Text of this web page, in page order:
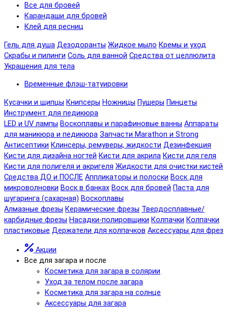
Все для бровей
Карандаши для бровей
Клей для ресниц
Гель для душа Дезодоранты Жидкое мыло Кремы и уход
Скрабы и пилинги Соль для ванной Средства от целлюлита
Украшения для тела
Временные флэш-татуировки
Кусачки и щипцы Книпсеры Ножницы Пушеры Пинцеты
Инструмент для педикюра
LED и UV лампы Воскоплавы и парафиновые ванны Аппараты
для маникюра и педикюра Запчасти Marathon и Strong
Антисептики Клинсеры, ремуверы, жидкости Дезинфекция
Кисти для дизайна ногтей Кисти для акрила Кисти для геля
Кисти для полигеля и акригеля Жидкости для очистки кистей
Средства ДО и ПОСЛЕ Аппликаторы и полоски Воск для
микроволновки Воск в банках Воск для бровей Паста для
шугаринга (сахарная) Воскоплавы
Алмазные фрезы Керамические фрезы Твердосплавные/
карбидные фрезы Насадки-полировщики Колпачки Колпачки
пластиковые Держатели для колпачков Аксессуары для фрез
Акции
Все для загара и после
Косметика для загара в солярии
Уход за телом после загара
Косметика для загара на солнце
Аксессуары для загара